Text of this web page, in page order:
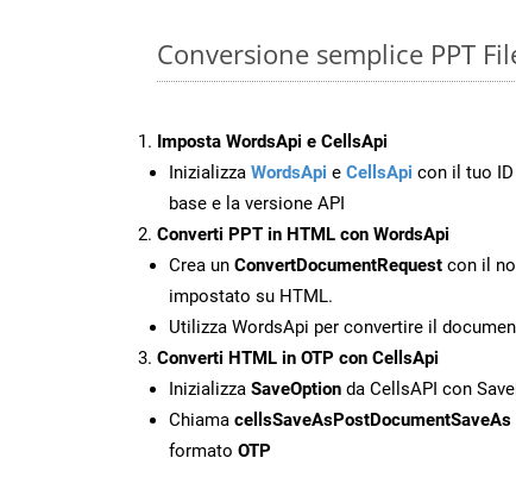
Conversione semplice PPT
Imposta WordsApi e CellsApi
Inizializza WordsApi e CellsApi con il tuo ID
base e la versione API
Converti PPT in HTML con WordsApi
Crea un ConvertDocumentRequest con il
impostato su HTML.
Utilizza WordsApi per convertire il
Converti HTML in OTP con CellsApi
Inizializza SaveOption da CellsAPI con
Chiama cellsSaveAsPostDocumentSaveAs
formato OTP